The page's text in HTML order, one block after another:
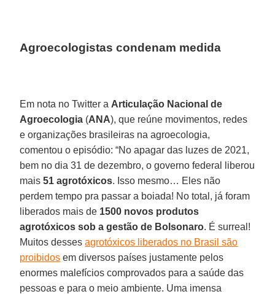
Agroecologistas condenam medida
Em nota no Twitter a Articulação Nacional de
Agroecologia (ANA), que reúne movimentos, redes
e organizações brasileiras na agroecologia,
comentou o episódio: “No apagar das luzes de 2021,
bem no dia 31 de dezembro, o governo federal liberou
mais51 agrotóxicos. Isso mesmo… Eles não
perdem tempo pra passar a boiada! No total, já foram
liberados mais de 1500 novos produtos
agrotóxicos sob a gestão de Bolsonaro. É surreal!
Muitos dessesagrotóxicos liberados no Brasil são
proibidos em diversos países justamente pelos
enormes malefícios comprovados para a saúde das
pessoas e para o meio ambiente. Uma imensa